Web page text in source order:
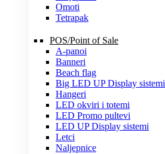
Omoti
Tetrapak
POS/Point of Sale
A-panoi
Banneri
Beach flag
Big LED UP Display sistemi
Hangeri
LED okviri i totemi
LED Promo pultevi
LED UP Display sistemi
Letci
Naljepnice